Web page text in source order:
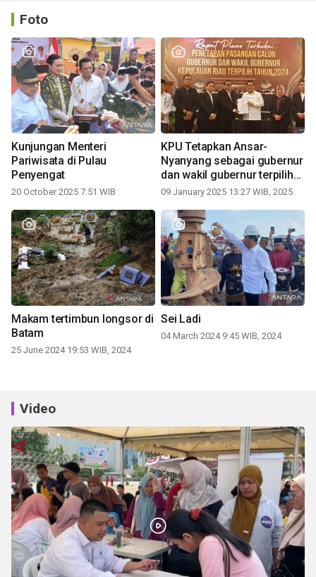
Foto
Kunjungan Menteri
Pariwisata di Pulau
Penyengat
20 October 2025 7:51 WIB
KPU Tetapkan Ansar-
Nyanyang sebagai gubernur
dan wakil gubernur terpilih
periode 2025-2030
09 January 2025 13:27 WIB, 2025
Makam tertimbun longsor di
Batam
25 June 2024 19:53 WIB, 2024
Sei Ladi
04 March 2024 9:45 WIB, 2024
Video